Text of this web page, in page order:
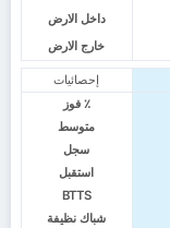
داخل الارض
خارج الارض
إحصائيات
٪ فوز
متوسط
سجل
استقبل
BTTS
شباك نظيفة